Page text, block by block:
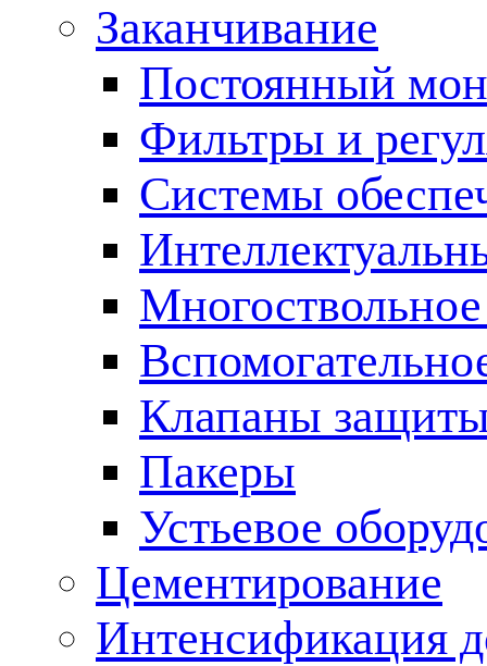
Заканчивание
Постоянный
Фильтры и
Cистемы
Клапаны
Пакеры
Устьевое
Цементирование
Интенсификация